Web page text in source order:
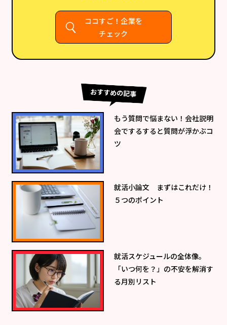
ココすご！企業を
チェック
おすすめの記事
もう質問で悩まない！会社説明
会でするすると質問が浮かぶコ
ツ
就活小論文 まずはこれだけ！
５つのポイント
就活スケジュールの全体像。
「いつ何を？」の不安を解消す
る月別リスト